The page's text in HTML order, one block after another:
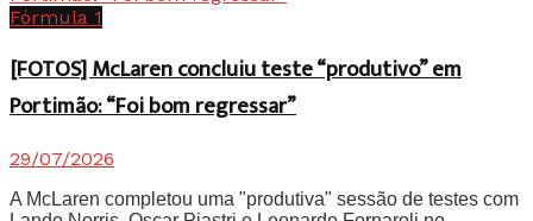
Fórmula 1
[FOTOS] McLaren concluiu teste “produtivo” em
Portimão: “Foi bom regressar”
29/07/2026
A McLaren completou uma "produtiva" sessão de testes com